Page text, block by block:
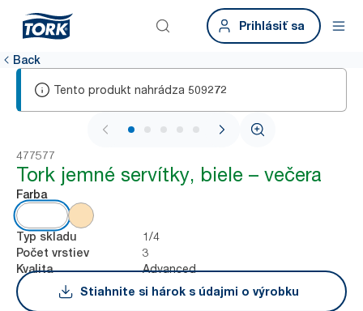
Prihlásiť sa
Back
Tento produkt nahrádza 509272
1 / 6
477577
Tork jemné servítky, biele – večera
Farba
Typ skladu 1/4
Počet vrstiev 3
Kvalita
Advanced
Stiahnite si hárok s údajmi o výrobku